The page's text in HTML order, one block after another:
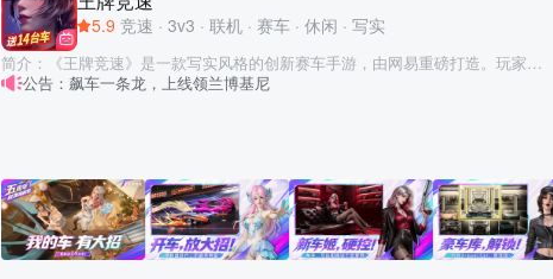
砺大作 《三国第一部：争洛阳》与《三国志·战略版》，筹备一年深度联动，携手
共创的“三国开端”。从群雄讨董世界观到立体城战沙盘；从董卓阵营到联动道具装
备，全方位深度定制，为你呈现沉浸式三国争洛阳体验。 ◆行空复道决战 立体洛
阳巨城 城池沙盘全新升级，立体洛阳。初代霸业城洛阳更新回归，加入“复道”沙
出发逆战大局。你可以享受董卓阵营强力作战buff加成反击歼敌；还可以转变为单
格主城，全图跃迁机动作战，一举翻盘。 ◆联动限时福利 六张橙卡派送 无须充
值，开局就送6张五星橙将。电影独家限定服来就送曹操袁绍二选一，更有电影联
动纪念卡。持续签到还有海量金铢赠送。没有强制性的主线任务，在三国乱世如
5.9 竞速 · 3v3 · 联机 · 赛车 · 休闲 · 写实
简介：《王牌竞速》是一款写实风格的创新赛车手游，由网易重磅打造。玩家将
扮演一名职业车手，参加速度节比赛。游戏内拥有海量赛车，既有顶级车厂的授
不飙寻常路】 闪现穿墙、变形凌空、刀片冲锋，每台车都拥有专属大招！不按套
路的开车游戏才好玩！ 【全实景赛道——中外风景名胜，无限制狂飙】 首创国内
外的真实场景赛道，城市可飙车，想去哪就去哪！ 【全民永久——王牌无废车，
永久不限时】 超过30个国际知名车厂，100+台授权车。 【车神打架——神车战
超跑，自由改装好】 在游戏内，合法改装，自由DIY！ 【好玩不累——秒变懂车
公告：飙车一条龙，上线领兰博基尼